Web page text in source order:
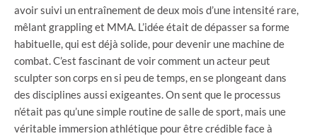
avoir suivi un entraînement de deux mois d’une intensité rare,
mêlant grappling et MMA. L’idée était de dépasser sa forme
habituelle, qui est déjà solide, pour devenir une machine de
combat. C’est fascinant de voir comment un acteur peut
sculpter son corps en si peu de temps, en se plongeant dans
des disciplines aussi exigeantes. On sent que le processus
n’était pas qu’une simple routine de salle de sport, mais une
véritable immersion athlétique pour être crédible face à